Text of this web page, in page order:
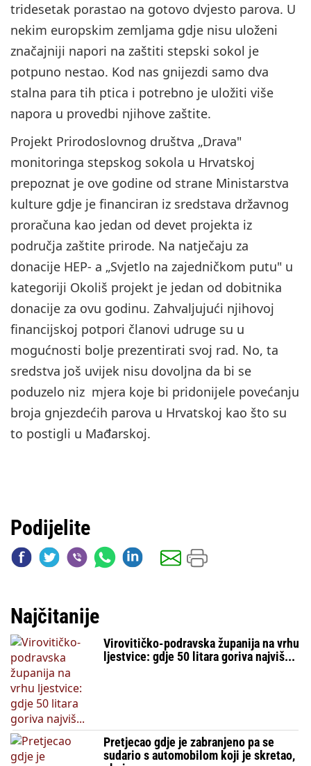
tridesetak porastao na gotovo dvjesto parova. U
nekim europskim zemljama gdje nisu uloženi
značajniji napori na zaštiti stepski sokol je
potpuno nestao. Kod nas gnijezdi samo dva
stalna para tih ptica i potrebno je uložiti više
napora u provedbi njihove zaštite.
Projekt Prirodoslovnog društva „Drava"
monitoringa stepskog sokola u Hrvatskoj
prepoznat je ove godine od strane Ministarstva
kulture gdje je financiran iz sredstava državnog
proračuna kao jedan od devet projekta iz
područja zaštite prirode. Na natječaju za
donacije HEP- a „Svjetlo na zajedničkom putu" u
kategoriji Okoliš projekt je jedan od dobitnika
donacije za ovu godinu. Zahvaljujući njihovoj
financijskoj potpori članovi udruge su u
mogućnosti bolje prezentirati svoj rad. No, ta
sredstva još uvijek nisu dovoljna da bi se
poduzelo niz mjera koje bi pridonijele povećanju
broja gnjezdećih parova u Hrvatskoj kao što su
to postigli u Mađarskoj.
Podijelite
Najčitanije
Virovitičko-podravska županija na vrhu
ljestvice: gdje 50 litara goriva najviš...
Pretjecao gdje je zabranjeno pa se
sudario s automobilom koji je skretao,